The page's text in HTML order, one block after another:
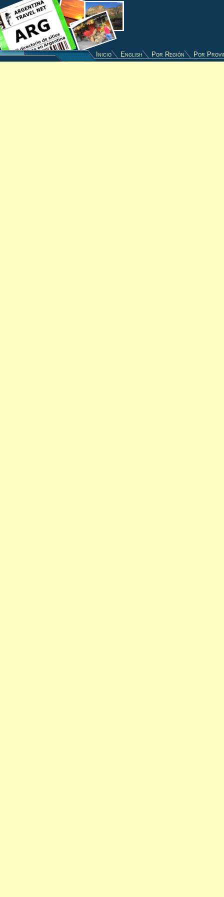
Inicio English Por Región Por